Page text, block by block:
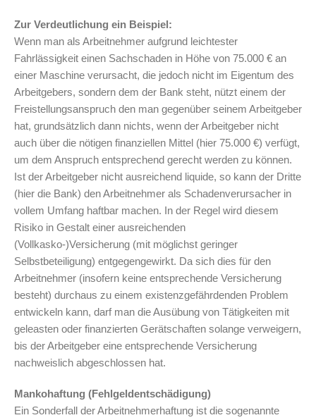
Zur Verdeutlichung ein Beispiel:
Wenn man als Arbeitnehmer aufgrund leichtester
Fahrlässigkeit einen Sachschaden in Höhe von 75.000 € an
einer Maschine verursacht, die jedoch nicht im Eigentum des
Arbeitgebers, sondern dem der Bank steht, nützt einem der
Freistellungsanspruch den man gegenüber seinem Arbeitgeber
hat, grundsätzlich dann nichts, wenn der Arbeitgeber nicht
auch über die nötigen finanziellen Mittel (hier 75.000 €) verfügt,
um dem Anspruch entsprechend gerecht werden zu können.
Ist der Arbeitgeber nicht ausreichend liquide, so kann der Dritte
(hier die Bank) den Arbeitnehmer als Schadenverursacher in
vollem Umfang haftbar machen. In der Regel wird diesem
Risiko in Gestalt einer ausreichenden
(Vollkasko-)Versicherung (mit möglichst geringer
Selbstbeteiligung) entgegengewirkt. Da sich dies für den
Arbeitnehmer (insofern keine entsprechende Versicherung
besteht) durchaus zu einem existenzgefährdenden Problem
entwickeln kann, darf man die Ausübung von Tätigkeiten mit
geleasten oder finanzierten Gerätschaften solange verweigern,
bis der Arbeitgeber eine entsprechende Versicherung
nachweislich abgeschlossen hat.
Mankohaftung (Fehlgeldentschädigung)
Ein Sonderfall der Arbeitnehmerhaftung ist die sogenannte